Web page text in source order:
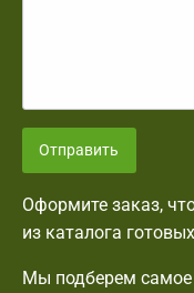
Отправить
Оформите заказ,
из каталога
Мы подберем